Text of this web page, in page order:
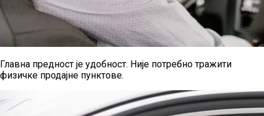
Главна предност је удобност. Није потребно тражити
физичке продајне пунктове.